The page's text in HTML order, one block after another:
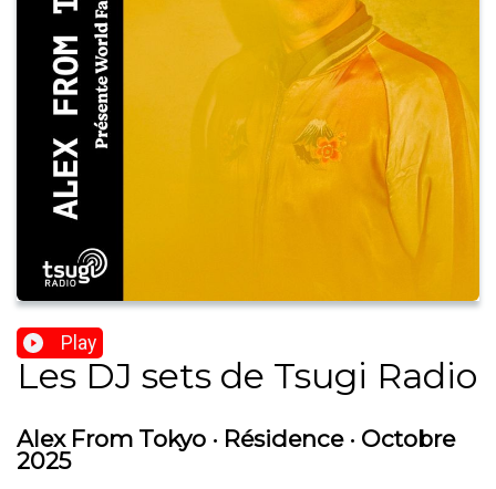
Play
Les DJ sets de Tsugi Radio
Alex From Tokyo · Résidence · Octobre
2025